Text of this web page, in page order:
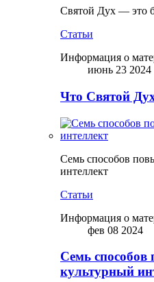
Святой Дух — это
Статьи
Информация о
июнь 23 2024
Что Святой
Семь способов
интеллект
Статьи
Информация о
фев 08 2024
Семь способов
культурный